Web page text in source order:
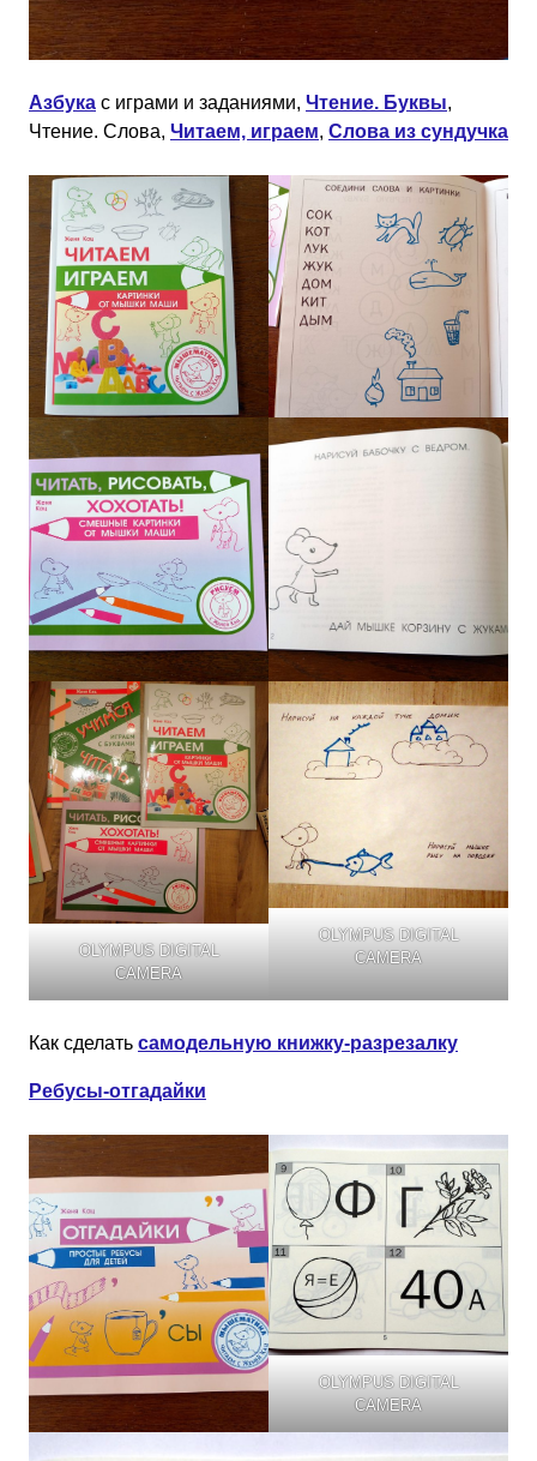
Азбука с играми и заданиями, Чтение. Буквы,
Чтение. Слова, Читаем, играем, Слова из сундучка
OLYMPUS DIGITAL
CAMERA
OLYMPUS DIGITAL
CAMERA
Как сделать самодельную книжку-разрезалку
Ребусы-отгадайки
OLYMPUS DIGITAL
CAMERA